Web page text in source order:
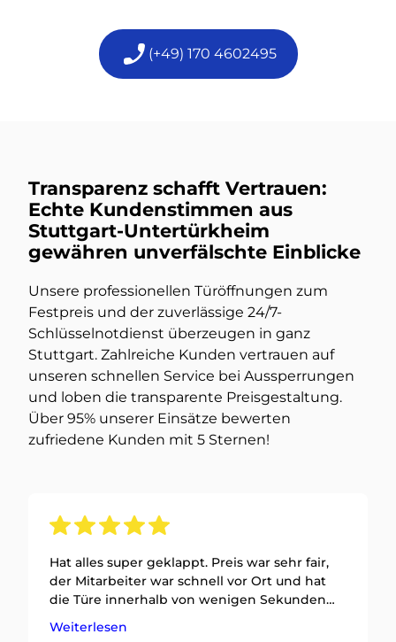
(+49) 170 4602495
Transparenz schafft Vertrauen:
Echte Kundenstimmen aus
Stuttgart-Untertürkheim
gewähren unverfälschte Einblicke
Unsere professionellen Türöffnungen zum
Festpreis und der zuverlässige 24/7-
Schlüsselnotdienst überzeugen in ganz
Stuttgart. Zahlreiche Kunden vertrauen auf
unseren schnellen Service bei Aussperrungen
und loben die transparente Preisgestaltung.
Über 95% unserer Einsätze bewerten
zufriedene Kunden mit 5 Sternen!
Hat alles super geklappt. Preis war sehr fair,
der Mitarbeiter war schnell vor Ort und hat
die Türe innerhalb von wenigen Sekunden
geöffnet. Ein großes Lob! Meine Empfehlung
hat er definitiv!
Weiterlesen